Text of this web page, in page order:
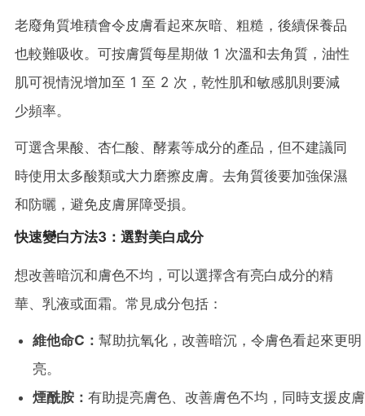
老廢角質堆積會令皮膚看起來灰暗、粗糙，後續保養品
也較難吸收。可按膚質每星期做 1 次溫和去角質，油性
肌可視情況增加至 1 至 2 次，乾性肌和敏感肌則要減
少頻率。
可選含果酸、杏仁酸、酵素等成分的產品，但不建議同
時使用太多酸類或大力磨擦皮膚。去角質後要加強保濕
和防曬，避免皮膚屏障受損。
快速變白方法3：選對美白成分
想改善暗沉和膚色不均，可以選擇含有亮白成分的精
華、乳液或面霜。常見成分包括：
維他命C： 幫助抗氧化，改善暗沉，令膚色看起來更明
亮。
煙酰胺： 有助提亮膚色、改善膚色不均，同時支援皮膚